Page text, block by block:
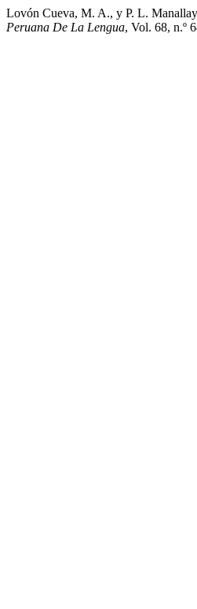
Lovón Cueva, M. A., y P. L.
Peruana De La Lengua, Vol. 68, n.º